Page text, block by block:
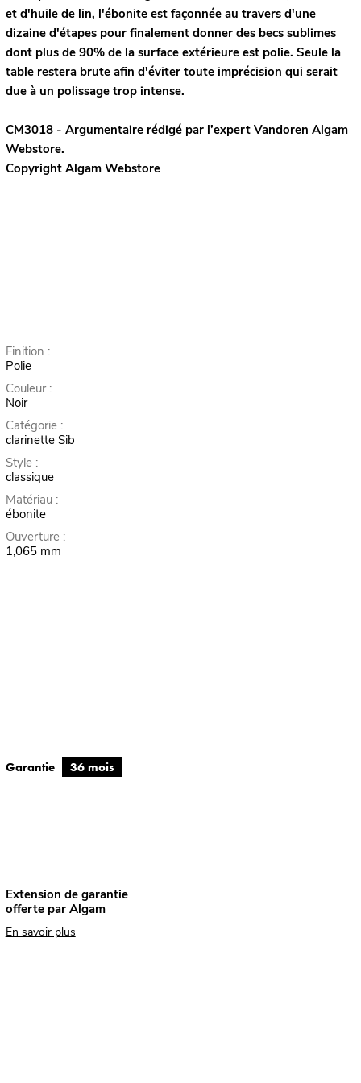
et d'huile de lin, l'ébonite est façonnée au travers d'une
dizaine d'étapes pour finalement donner des becs sublimes
dont plus de 90% de la surface extérieure est polie. Seule la
table restera brute afin d'éviter toute imprécision qui serait
due à un polissage trop intense.
CM3018 - Argumentaire rédigé par l’expert Vandoren Algam
Webstore.
Copyright Algam Webstore
Finition :
Polie
Couleur :
Noir
Catégorie :
clarinette Sib
Style :
classique
Matériau :
ébonite
Ouverture :
1,065 mm
Garantie 36 mois
Extension de garantie
offerte par Algam
En savoir plus